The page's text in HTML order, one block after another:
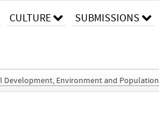
CULTURE SUBMISSIONS
Development, Environment and Population